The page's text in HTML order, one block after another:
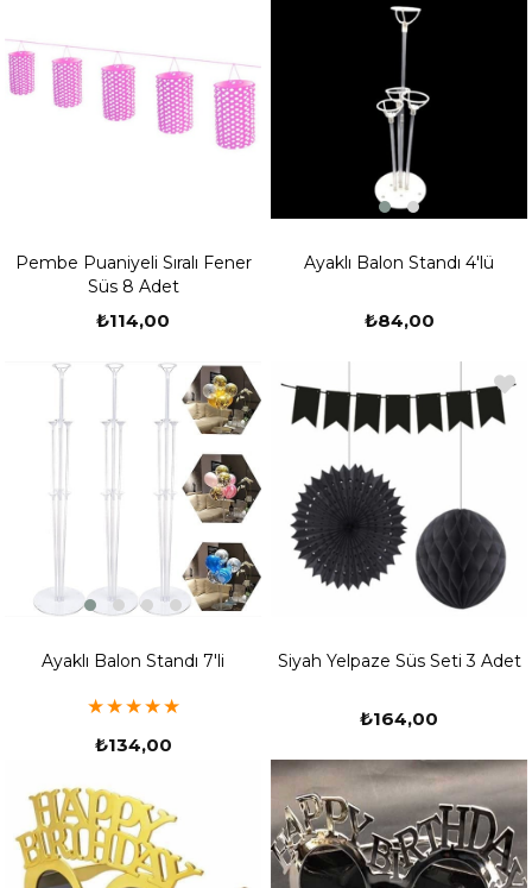
Pembe Puaniyeli Sıralı Fener
Süs 8 Adet
₺114,00
Ayaklı Balon Standı 4'lü
₺84,00
Ayaklı Balon Standı 7'li
★★★★★
₺134,00
Siyah Yelpaze Süs Seti 3 Adet
₺164,00